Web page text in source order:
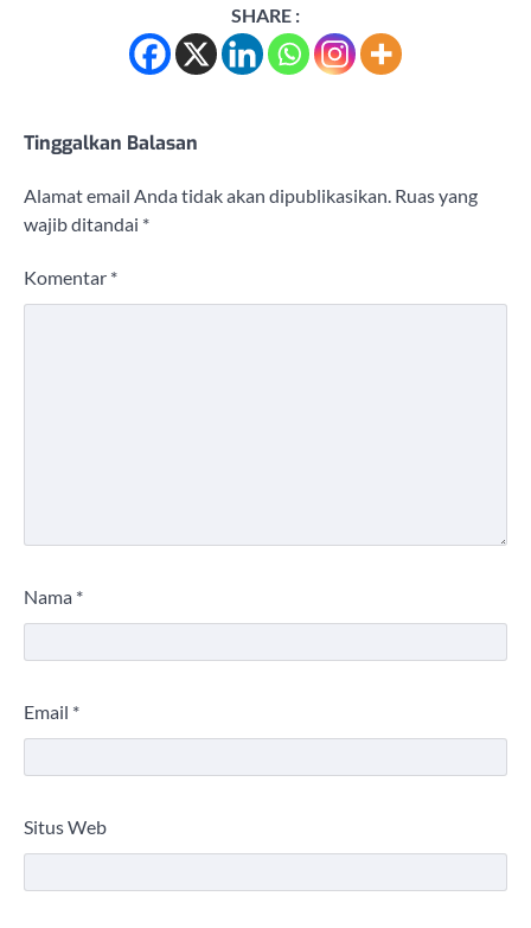
SHARE :
Tinggalkan Balasan
Alamat email Anda tidak akan dipublikasikan. Ruas yang
wajib ditandai *
Komentar *
Nama *
Email *
Situs Web